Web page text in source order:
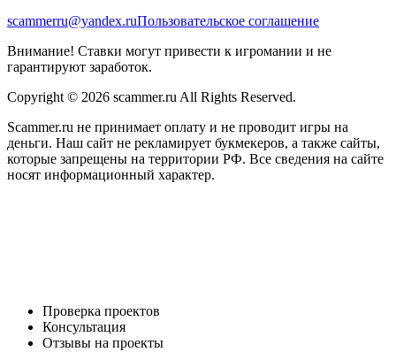
scammerru@yandex.ruПользовательское соглашение
Внимание! Ставки могут привести к игромании и не
гарантируют заработок.
Copyright © 2026 scammer.ru All Rights Reserved.
Scammer.ru не принимает оплату и не проводит игры на
деньги. Наш сайт не рекламирует букмекеров, а также сайты,
которые запрещены на территории РФ. Все сведения на сайте
носят информационный характер.
Проверка проектов
Консультация
Отзывы на проекты